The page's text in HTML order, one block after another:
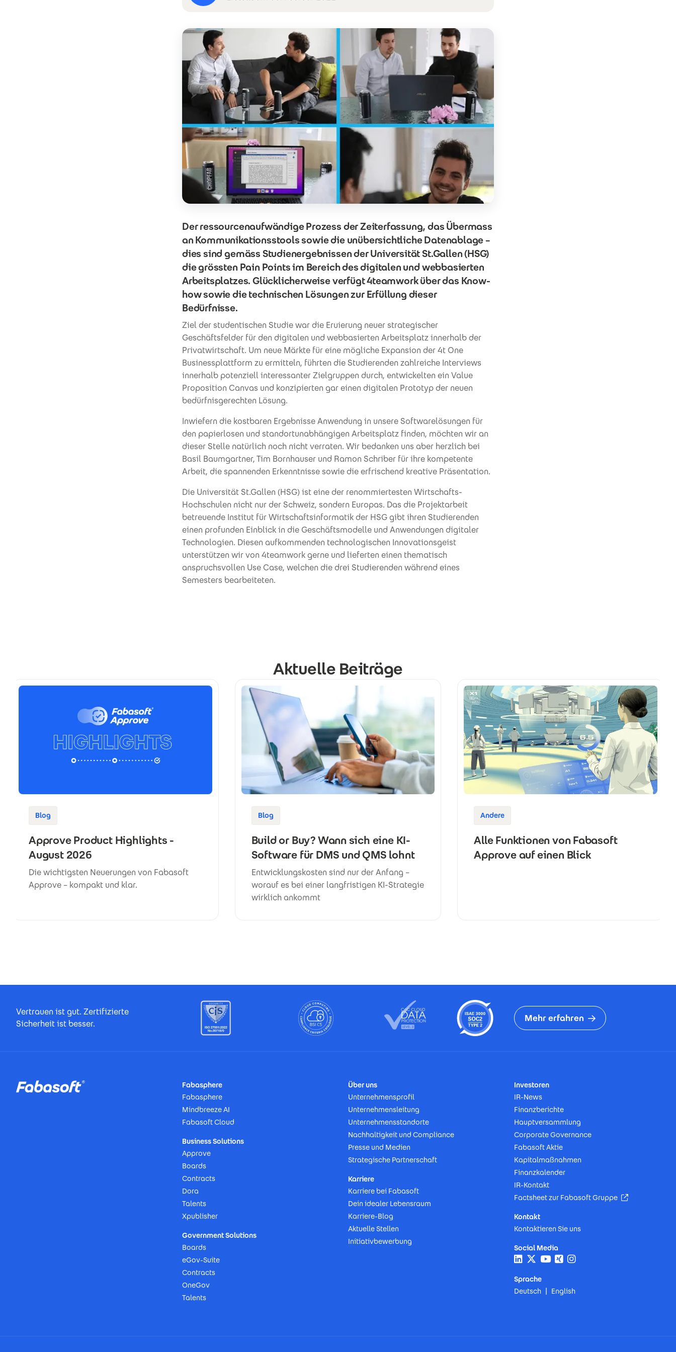
Der ressourcenaufwändige Prozess der Zeiterfassung, das Übermass
an Kommunikationsstools sowie die unübersichtliche Datenablage –
dies sind gemäss Studienergebnissen der Universität St.Gallen (HSG)
die grössten Pain Points im Bereich des digitalen und webbasierten
Arbeitsplatzes. Glücklicherweise verfügt 4teamwork über das Know-
how sowie die technischen Lösungen zur Erfüllung dieser
Bedürfnisse.
Ziel der studentischen Studie war die Eruierung neuer strategischer
Geschäftsfelder für den digitalen und webbasierten Arbeitsplatz innerhalb der
Privatwirtschaft. Um neue Märkte für eine mögliche Expansion der 4t One
Businessplattform zu ermitteln, führten die Studierenden zahlreiche Interviews
innerhalb potenziell interessanter Zielgruppen durch, entwickelten ein Value
Proposition Canvas und konzipierten gar einen digitalen Prototyp der neuen
bedürfnisgerechten Lösung.
Inwiefern die kostbaren Ergebnisse Anwendung in unsere Softwarelösungen für
den papierlosen und standortunabhängigen Arbeitsplatz finden, möchten wir an
dieser Stelle natürlich noch nicht verraten. Wir bedanken uns aber herzlich bei
Basil Baumgartner, Tim Bornhauser und Ramon Schriber für ihre kompetente
Arbeit, die spannenden Erkenntnisse sowie die erfrischend kreative Präsentation.
Die Universität St.Gallen (HSG) ist eine der renommiertesten Wirtschafts-
Hochschulen nicht nur der Schweiz, sondern Europas. Das die Projektarbeit
betreuende Institut für Wirtschaftsinformatik der HSG gibt ihren Studierenden
einen profunden Einblick in die Geschäftsmodelle und Anwendungen digitaler
Technologien. Diesen aufkommenden technologischen Innovationsgeist
unterstützen wir von 4teamwork gerne und lieferten einen thematisch
anspruchsvollen Use Case, welchen die drei Studierenden während eines
Semesters bearbeiteten.
Aktuelle Beiträge
Blog
Approve Product Highlights -
August 2026
Die wichtigsten Neuerungen von Fabasoft
Approve – kompakt und klar.
Blog
Build or Buy? Wann sich eine KI-
Software für DMS und QMS lohnt
Entwicklungskosten sind nur der Anfang –
worauf es bei einer langfristigen KI-Strategie
wirklich ankommt
Andere
Alle Funktionen von Fabasoft
Approve auf einen Blick
Vertrauen ist gut. Zertifizierte
Sicherheit ist besser.
Mehr erfahren
Fabasphere
Fabasphere
Mindbreeze AI
Fabasoft Cloud
Business Solutions
Approve
Boards
Contracts
Dora
Talents
Xpublisher
Government Solutions
Boards
eGov-Suite
Contracts
OneGov
Talents
Über uns
Unternehmensprofil
Unternehmensleitung
Unternehmensstandorte
Nachhaltigkeit und Compliance
Presse und Medien
Strategische Partnerschaft
Karriere
Karriere bei Fabasoft
Dein idealer Lebensraum
Karriere-Blog
Aktuelle Stellen
Initiativbewerbung
Investoren
IR-News
Finanzberichte
Hauptversammlung
Corporate Governance
Fabasoft Aktie
Kapitalmaßnahmen
Finanzkalender
IR-Kontakt
Factsheet zur Fabasoft Gruppe
(Öffnet in
Kontakt
Kontaktieren Sie uns
Social Media
Sprache
Deutsch
English